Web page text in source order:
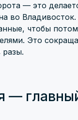
— это
во Владивосток.
чтобы
Это
—